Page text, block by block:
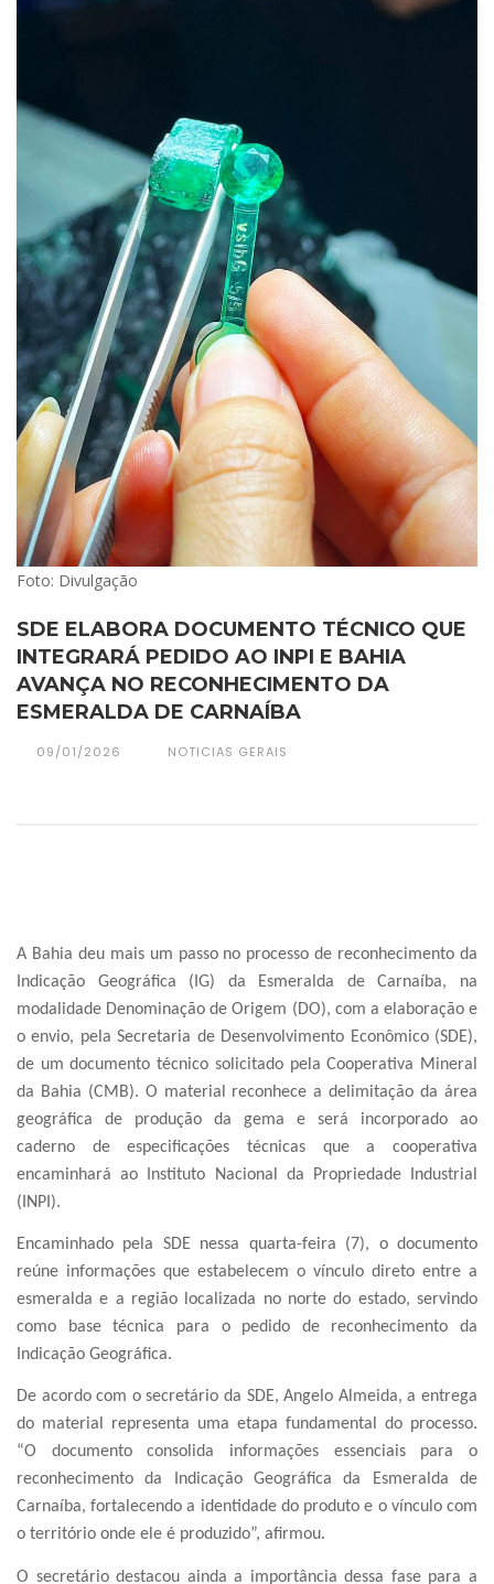
Foto: Divulgação
SDE ELABORA DOCUMENTO TÉCNICO QUE
INTEGRARÁ PEDIDO AO INPI E BAHIA
AVANÇA NO RECONHECIMENTO DA
ESMERALDA DE CARNAÍBA
09/01/2026 NOTICIAS GERAIS
A Bahia deu mais um passo no processo de reconhecimento da
Indicação Geográfica (IG) da Esmeralda de Carnaíba, na
modalidade Denominação de Origem (DO), com a elaboração e
o envio, pela Secretaria de Desenvolvimento Econômico (SDE),
de um documento técnico solicitado pela Cooperativa Mineral
da Bahia (CMB). O material reconhece a delimitação da área
geográfica de produção da gema e será incorporado ao
caderno de especificações técnicas que a cooperativa
encaminhará ao Instituto Nacional da Propriedade Industrial
(INPI).
Encaminhado pela SDE nessa quarta-feira (7), o documento
reúne informações que estabelecem o vínculo direto entre a
esmeralda e a região localizada no norte do estado, servindo
como base técnica para o pedido de reconhecimento da
Indicação Geográfica.
De acordo com o secretário da SDE, Angelo Almeida, a entrega
do material representa uma etapa fundamental do processo.
“O documento consolida informações essenciais para o
reconhecimento da Indicação Geográfica da Esmeralda de
Carnaíba, fortalecendo a identidade do produto e o vínculo com
o território onde ele é produzido”, afirmou.
O secretário destacou ainda a importância dessa fase para a